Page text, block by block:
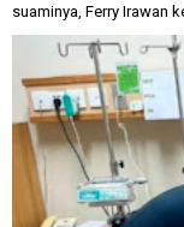
suaminya, Ferry Irawan